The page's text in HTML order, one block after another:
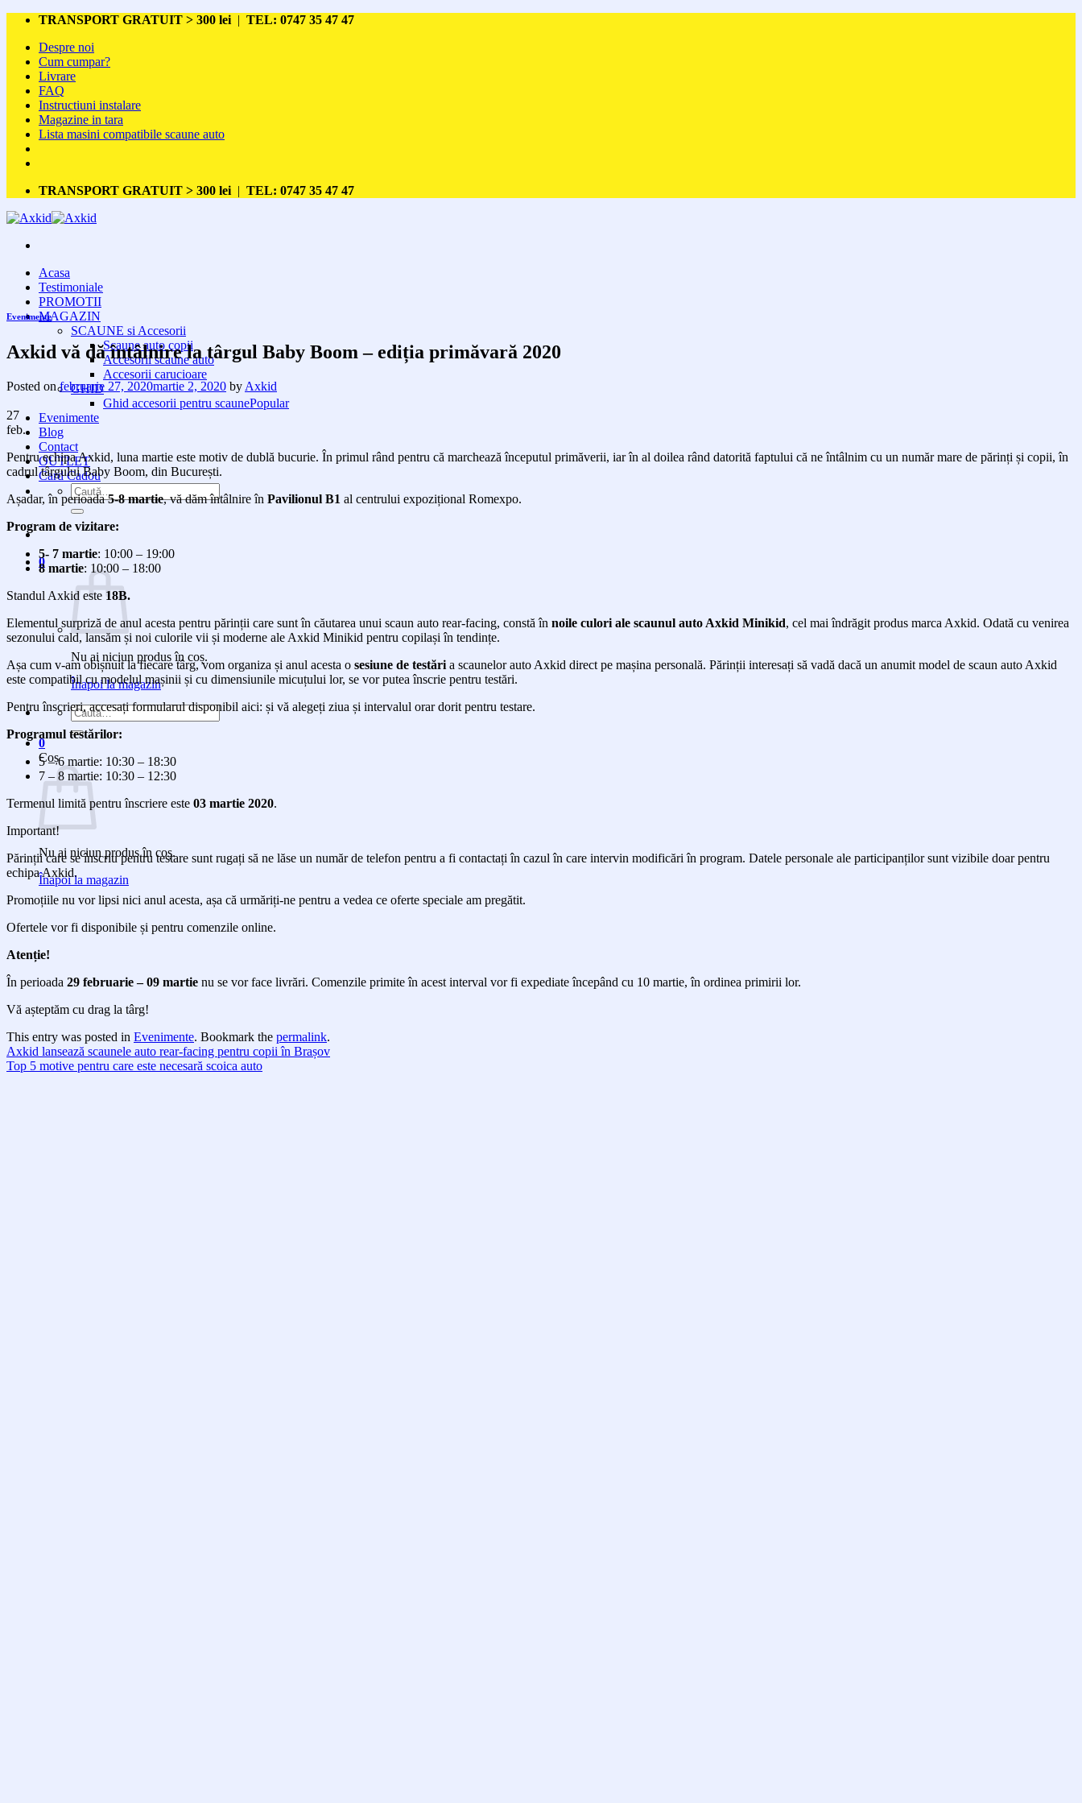
Skip
content
TRANSPORT GRATUIT > 300 lei | TEL: 0747 35 47 47
Despre noi
Cum cumpar?
Livrare
FAQ
Instructiuni instalare
Magazine in tara
Lista masini compatibile scaune auto
TRANSPORT GRATUIT > 300 lei | TEL: 0747 35 47 47
Acasa
Testimoniale
PROMOTII
MAGAZIN
SCAUNE si Accesorii
Scaune auto copii
Accesorii scaune auto
Accesorii carucioare
GHID
Ghid accesorii pentru scaune
Evenimente
Blog
Contact
OUTLET
Card Cadou
Caută
după:
0
Nu ai niciun produs în coș.
Înapoi la magazin
Caută
după:
0
Coș
Nu ai niciun produs în coș.
Înapoi la magazin
Evenimente
Axkid vă dă întâlnire la târgul Baby Boom – ediția primăvară 2020
Posted onfebruarie 27, 2020martie 2, 2020 by Axkid
27
feb.
Pentru echipa Axkid, luna martie este motiv de dublă bucurie. În primul rând pentru că marchează începutul primăverii, iar în al doilea rând datorită faptului că ne întâlnim cu un număr mare de părinți și copii, în
cadrul târgului Baby Boom, din București.
Așadar, în perioada5-8 martie, vă dăm întâlnire în Pavilionul B1 al centrului expozițional Romexpo.
Program de vizitare:
5- 7 martie: 10:00 – 19:00
8 martie: 10:00 – 18:00
Standul Axkid este 18B.
Elementul surpriză de anul acesta pentru părinții care sunt în căutarea unui scaun auto rear-facing, constă în noile culori ale scaunul auto Axkid Minikid, cel mai îndrăgit produs marca Axkid. Odată cu venirea
sezonului cald, lansăm și noi culorile vii și moderne ale Axkid Minikid pentru copilași în tendințe.
Așa cum v-am obișnuit la fiecare târg, vom organiza și anul acesta o sesiune de testări a scaunelor auto Axkid direct pe mașina personală. Părinții interesați să vadă dacă un anumit model de scaun auto Axkid
este compatibil cu modelul mașinii și cu dimensiunile micuțului lor, se vor putea înscrie pentru testări.
Pentru înscrieri, accesați formularul disponibil aici: și vă alegeți ziua și intervalul orar dorit pentru testare.
Programul testărilor:
5 – 6 martie: 10:30 – 18:30
7 – 8 martie: 10:30 – 12:30
Termenul limită pentru înscriere este 03 martie 2020.
Important!
Părinții care se înscriu pentru testare sunt rugați să ne lăse un număr de telefon pentru a fi contactați în cazul în care intervin modificări în program. Datele personale ale participanților sunt vizibile doar pentru
echipa Axkid.
Promoțiile nu vor lipsi nici anul acesta, așa că urmăriți-ne pentru a vedea ce oferte speciale am pregătit.
Ofertele vor fi disponibile și pentru comenzile online.
Atenție!
În perioada 29 februarie – 09 martie nu se vor face livrări. Comenzile primite în acest interval vor fi expediate începând cu 10 martie, în ordinea primirii lor.
Vă așteptăm cu drag la târg!
This entry was posted in Evenimente. Bookmark the permalink.
Axkid lansează scaunele auto rear-facing pentru copii în Brașov
Top 5 motive pentru care este necesară scoica auto